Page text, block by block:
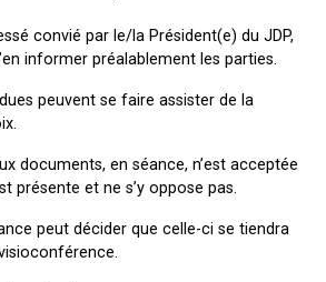
convié par le/la Président(e) du JDP,
informer préalablement les parties.
peuvent se faire assister de la
documents, en séance, n’est acceptée
présente et ne s’y oppose pas.
peut décider que celle-ci se tiendra